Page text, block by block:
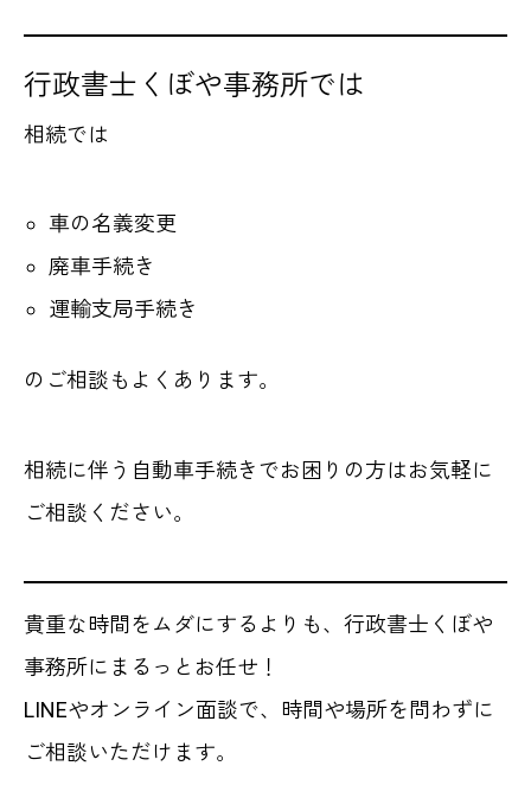
行政書士くぼや事務所では
相続では
車の名義変更
廃車手続き
運輸支局手続き
のご相談もよくあります。
相続に伴う自動車手続きでお困りの方はお気軽に
ご相談ください。
貴重な時間をムダにするよりも、行政書士くぼや
事務所にまるっとお任せ！
LINEやオンライン面談で、時間や場所を問わずに
ご相談いただけます。